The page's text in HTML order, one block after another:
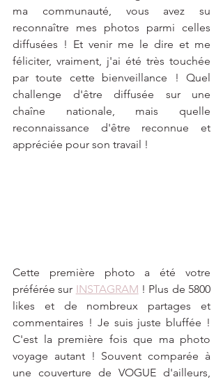
ma communauté, vous avez su
reconnaître mes photos parmi celles
diffusées ! Et venir me le dire et me
féliciter, vraiment, j'ai été très touchée
par toute cette bienveillance ! Quel
challenge d'être diffusée sur une
chaîne nationale, mais quelle
reconnaissance d'être reconnue et
appréciée pour son travail !
Cette première photo a été votre
préférée sur INSTAGRAM ! Plus de 5800
likes et de nombreux partages et
commentaires ! Je suis juste bluffée !
C'est la première fois que ma photo
voyage autant ! Souvent comparée à
une couverture de VOGUE d'ailleurs,